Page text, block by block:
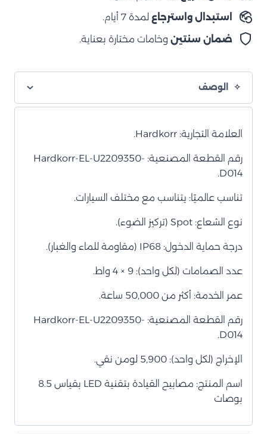
HKLS1100
حبتيناستبدال واسترجاع لمدة 7 أيام.
ضمان سنتين وخامات مختارة بعناية.
الوصف
العلامة التجارية: Hardkorr.
رقم القطعة المصنعية: Hardkorr-EL-U2209350-
D014.
تناسب عالميًا: يتناسب مع مختلف السيارات.
نوع الشعاع: Spot (تركيز الضوء).
درجة حماية الدخول: IP68 (مقاومة للماء والغبار).
عدد الصمامات (لكل واحد): 9 × 4 واط.
عمر الخدمة: أكثر من 50,000 ساعة.
رقم القطعة المصنعية: Hardkorr-EL-U2209350-
D014.
الإخراج (لكل واحد): 5,900 لومن نقي.
اسم المنتج: مصابيح القيادة بتقنية LED بقياس 8.5
بوصات